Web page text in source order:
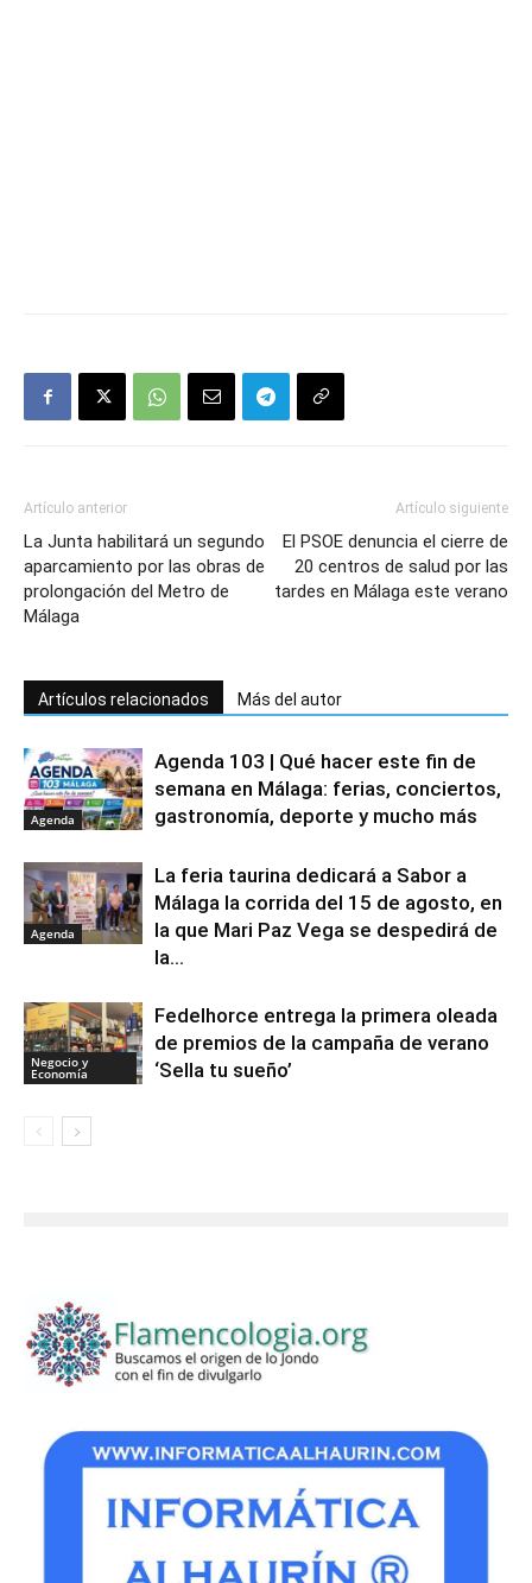
Artículo anterior
La Junta habilitará un segundo
aparcamiento por las obras de
prolongación del Metro de
Málaga
Artículo siguiente
El PSOE denuncia el cierre de
20 centros de salud por las
tardes en Málaga este verano
Artículos relacionados Más del autor
Agenda
Agenda 103 | Qué hacer este fin de
semana en Málaga: ferias, conciertos,
gastronomía, deporte y mucho más
Agenda
La feria taurina dedicará a Sabor a
Málaga la corrida del 15 de agosto, en
la que Mari Paz Vega se despedirá de
la...
Negocio y
Economía
Fedelhorce entrega la primera oleada
de premios de la campaña de verano
‘Sella tu sueño’